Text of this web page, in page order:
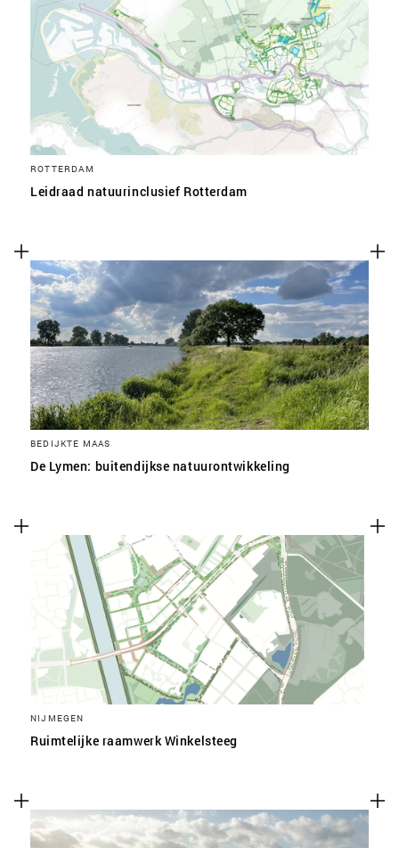
ROTTERDAM
Leidraad natuurinclusief Rotterdam
BEDIJKTE MAAS
De Lymen: buitendijkse natuurontwikkeling
NIJMEGEN
Ruimtelijke raamwerk Winkelsteeg